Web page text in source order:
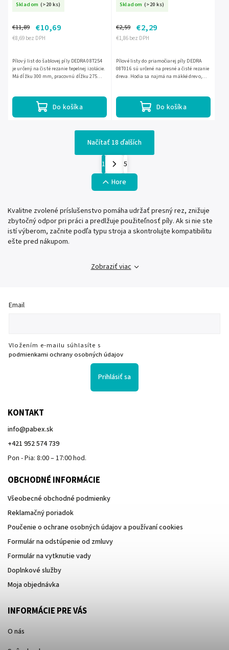
Skladom (>20 ks)
€8,69 bez DPH
€11,89 €10,69
Do košíka
Pílový list do šablovej píly DEDRA 08T254
je určený na čisté rezanie tepelnej izolácie.
Má dĺžku 300 mm, pracovnú dĺžku 275
Skladom (>20 ks)
€1,86 bez DPH
€2,59 €2,29
Do košíka
Pílové listy do priamočiarej píly DEDRA
08T016 sú určené na presné a čisté rezanie
dreva. Hodia sa najmä na mäkké drevo,
Načítať 18 ďalších
1
5
Hore
Kvalitne zvolené príslušenstvo pomáha udržať presný rez, znižuje
zbytočný odpor pri práci a predlžuje použiteľnosť píly. Ak si nie ste
istí výberom, začnite podľa typu stroja a skontrolujte kompatibilitu
ešte pred nákupom.
Zobraziť viac
Email
Vložením e-mailu súhlasíte s
podmienkami ochrany osobných údajov
Prihlásiť sa
KONTAKT
info@pabex.sk
+421 952 574 739
Pon - Pia: 8:00 – 17:00 hod.
OBCHODNÉ INFORMÁCIE
Všeobecné obchodné podmienky
Reklamačný poriadok
Poučenie o ochrane osobných údajov a používaní cookies
Formulár na odstúpenie od zmluvy
Formulár na vytknutie vady
Doplnkové služby
Moja objednávka
INFORMÁCIE PRE VÁS
O nás